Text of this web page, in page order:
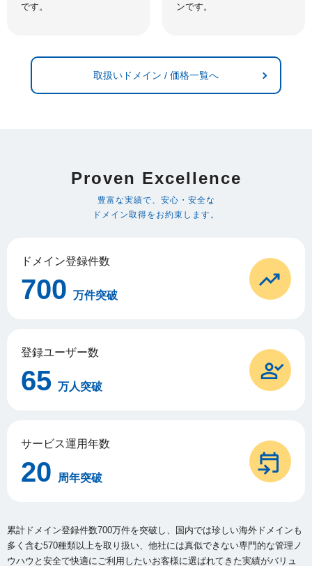
です。
ンです。
取扱いドメイン / 価格一覧へ
Proven Excellence
豊富な実績で、安心・安全な
ドメイン取得をお約束します。
ドメイン登録件数
700 万件突破
登録ユーザー数
65 万人突破
サービス運用年数
20 周年突破
累計ドメイン登録件数700万件を突破し、国内では珍しい海外ドメインも
多く含む570種類以上を取り扱い、 他社には真似できない専門的な管理ノ
ウハウと安全で快適にご利用したいお客様に選ばれてきた実績がバリュ